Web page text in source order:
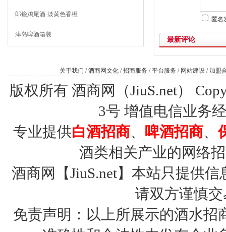
·郎锐鸡尾酒-淡黄色香橙
·津岛啤酒箱装
匿
最新评论
关于我们 /酒商网文化 /招商服务 /平台服务 / 网站建设 /加盟
版权所有 酒商网（JiuS.net）
3号 增值电信业务
专业提供白酒招商、 啤酒招商、
酒类相关产业的网络
酒商网【JiuS.net】本站只提供
请双方谨慎
免责声明：以上所展示的酒水